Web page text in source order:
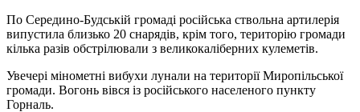
По Середино-Будській громаді російська ствольна артилерія
випустила близько 20 снарядів, крім того, територію громади
кілька разів обстрілювали з великокаліберних кулеметів.
Увечері мінометні вибухи лунали на території Миропільської
громади. Вогонь вівся із російського населеного пункту
Горналь.